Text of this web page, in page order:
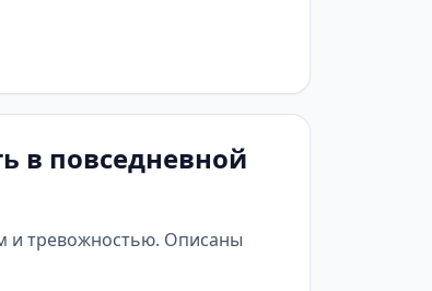
в повседневной
и тревожностью. Описаны